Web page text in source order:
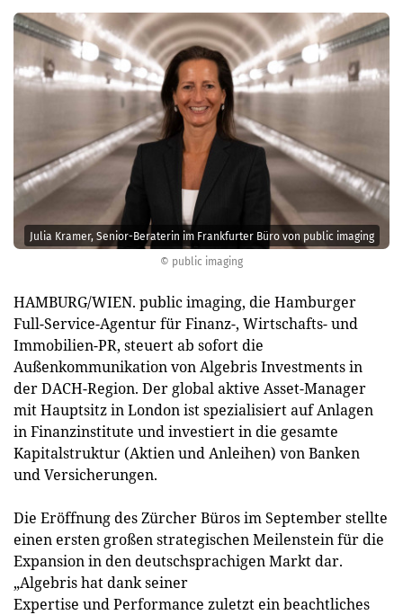
© public imaging
Julia Kramer, Senior-Beraterin im Frankfurter Büro von public imaging
HAMBURG/WIEN. public imaging, die Hamburger
Full-Service-Agentur für Finanz-, Wirtschafts- und
Immobilien-PR, steuert ab sofort die
Außenkommunikation von Algebris Investments in
der DACH-Region. Der global aktive Asset-Manager
mit Hauptsitz in London ist spezialisiert auf Anlagen
in Finanzinstitute und investiert in die gesamte
Kapitalstruktur (Aktien und Anleihen) von Banken
und Versicherungen.
Die Eröffnung des Zürcher Büros im September stellte
einen ersten großen strategischen Meilenstein für die
Expansion in den deutschsprachigen Markt dar.
„Algebris hat dank seiner
Expertise und Performance zuletzt ein beachtliches